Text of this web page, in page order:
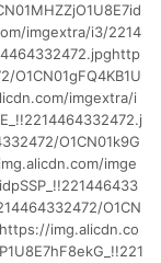
imgextra/i3/2214
imgextra/i
O1CN01k9G
imge
O1CN
img.alicdn.co